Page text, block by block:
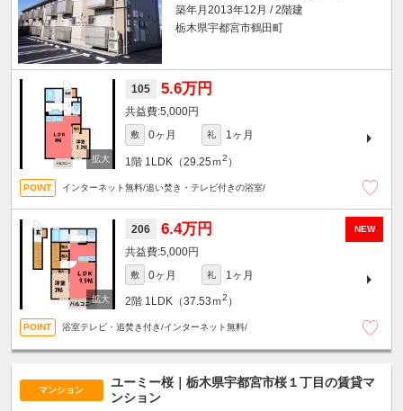
築年月2013年12月 / 2階建
栃木県宇都宮市鶴田町
105 5.6万円
5,000円
敷 0ヶ月 礼 1ヶ月
1階 1LDK（29.25ｍ2 ）
インターネット無料/追い焚き・テレビ付きの浴室/
NEW
206 6.4万円
5,000円
敷 0ヶ月 礼 1ヶ月
2階 1LDK（37.53ｍ2 ）
浴室テレビ・追焚き付き/インターネット無料/
マンション
ユーミー桜｜栃木県宇都宮市桜１丁目の賃貸マ
ンション